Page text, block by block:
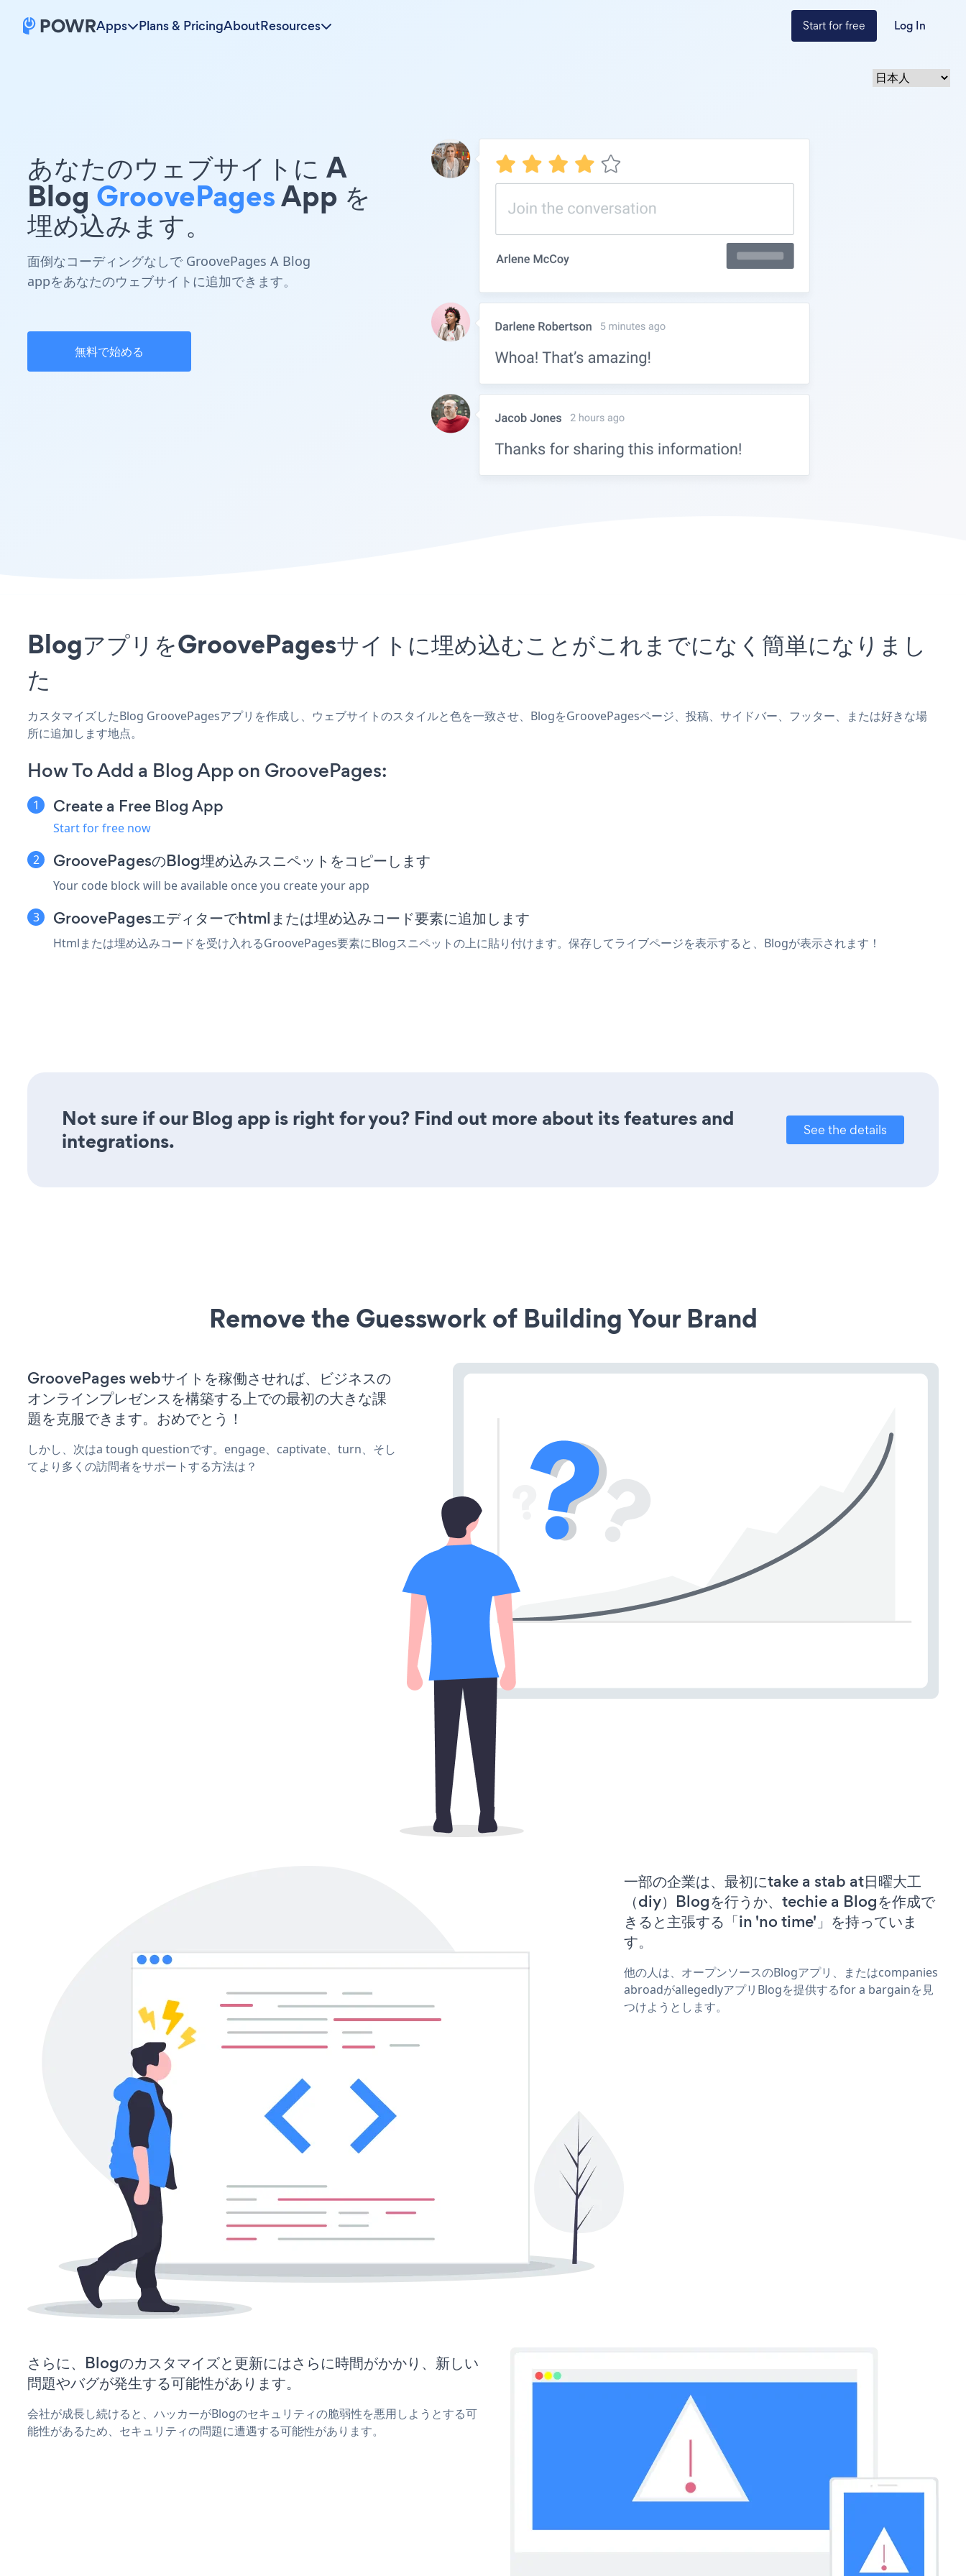
Apps Plans & PricingAboutResources Start for free Log In
あなたのウェブサイトに A
Blog GroovePagesApp を
埋め込みます。
面倒なコーディングなしで GroovePages A Blog
appをあなたのウェブサイトに追加できます。
無料で始める
BlogアプリをGroovePagesサイトに埋め込むことがこれまでになく簡単になりまし
た
カスタマイズしたBlog GroovePagesアプリを作成し、ウェブサイトのスタイルと色を一致させ、BlogをGroovePagesページ、投稿、サイドバー、フッター、または好きな場
所に追加します地点。
How To Add a Blog App on GroovePages:
Create a Free Blog App
Start for free now
GroovePagesのBlog埋め込みスニペットをコピーします
Your code block will be available once you create your app
GroovePagesエディターでhtmlまたは埋め込みコード要素に追加します
Htmlまたは埋め込みコードを受け入れるGroovePages要素にBlogスニペットの上に貼り付けます。保存してライブページを表示すると、Blogが表示されます！
Not sure if our Blog app is right for you? Find out more about its features and
integrations.
See the details
Remove the Guesswork of Building Your Brand
GroovePages webサイトを稼働させれば、ビジネスの
オンラインプレゼンスを構築する上での最初の大きな課
題を克服できます。おめでとう！
しかし、次はa tough questionです。engage、captivate、turn、そし
てより多くの訪問者をサポートする方法は？
一部の企業は、最初にtake a stab at日曜大工
（diy）Blogを行うか、techie a Blogを作成で
きると主張する「in 'no time'」を持っていま
す。
他の人は、オープンソースのBlogアプリ、またはcompanies
abroadがallegedlyアプリBlogを提供するfor a bargainを見
つけようとします。
さらに、Blogのカスタマイズと更新にはさらに時間がかかり、新しい
問題やバグが発生する可能性があります。
会社が成長し続けると、ハッカーがBlogのセキュリティの脆弱性を悪用しようとする可
能性があるため、セキュリティの問題に遭遇する可能性があります。